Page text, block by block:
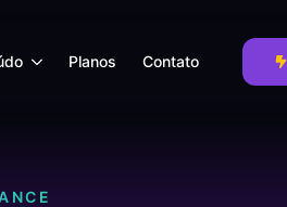
Planos Contato